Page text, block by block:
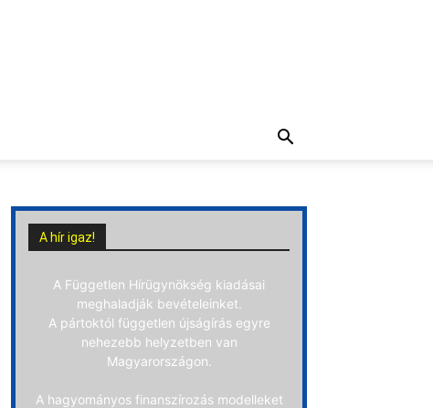
A hír igaz!
A Független Hírügynökség kiadásai
meghaladják bevételeinket.
A pártoktól független újságírás egyre
nehezebb helyzetben van
Magyarországon.
A hagyományos finanszírozás modelleket